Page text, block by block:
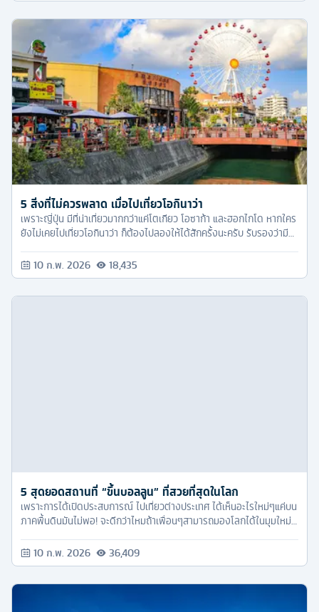
5 สิ่งที่ไม่ควรพลาด เมื่อไปเที่ยวโอกินาว่า
เพราะญี่ปุ่น มีที่น่าเที่ยวมากกว่าแค่โตเกียว โอซาก้า และฮอกไกโด หากใคร
ยังไม่เคยไปเที่ยวโอกินาว่า ก็ต้องไปลองให้ได้สักครั้งนะครับ รับรองว่ามี
10 ก.พ. 2026 18,435
5 สุดยอดสถานที่ “ขึ้นบอลลูน” ที่สวยที่สุดในโลก
เพราะการได้เปิดประสบการณ์ ไปเที่ยวต่างประเทศ ได้เห็นอะไรใหม่ๆแค่บน
ภาคพื้นดินมันไม่พอ! จะดีกว่าไหมถ้าเพื่อนๆสามารถมองโลกได้ในมุมใหม่
10 ก.พ. 2026 36,409